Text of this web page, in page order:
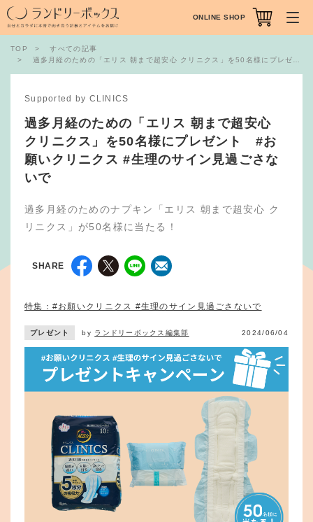
TOP
すべての記事
過多月経のための「エリス 朝まで超安心 クリニクス」を50名様にプレゼント #お願いクリニクス #生理のサイン見過ごさないで
Supported by CLINICS
過多月経のための「エリス 朝まで超安心
クリニクス」を50名様にプレゼント #お
願いクリニクス #生理のサイン見過ごさな
いで
過多月経のためのナプキン「エリス 朝まで超安心 ク
リニクス」が50名様に当たる！
SHARE
特集：#お願いクリニクス #生理のサイン見過ごさないで
プレゼント by ランドリーボックス編集部 2024/06/04
ONLINE SHOP